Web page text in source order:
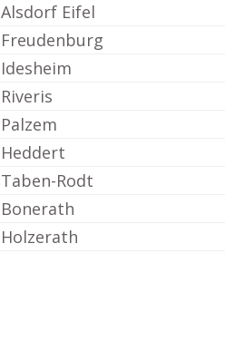
Alsdorf Eifel
Freudenburg
Idesheim
Riveris
Palzem
Heddert
Taben-Rodt
Bonerath
Holzerath